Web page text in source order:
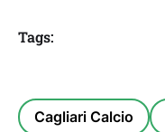
Tags:
Cagliari Calcio